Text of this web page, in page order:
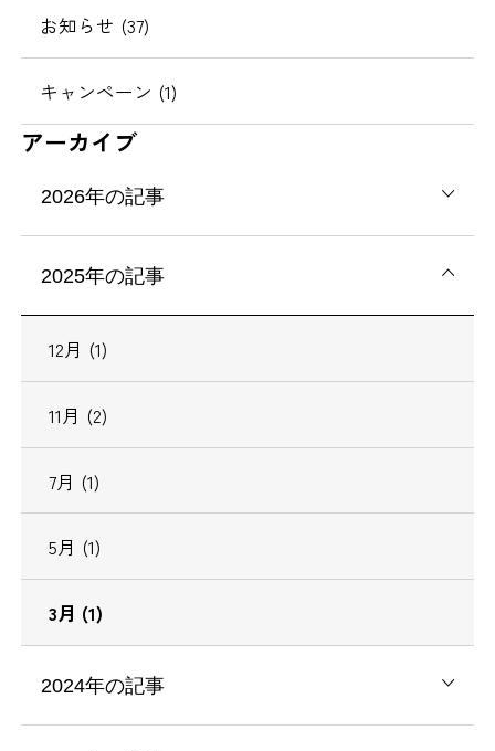
お知らせ (37)
キャンペーン (1)
アーカイブ
2026年の記事
2025年の記事
12月 (1)
11月 (2)
7月 (1)
5月 (1)
3月 (1)
2024年の記事